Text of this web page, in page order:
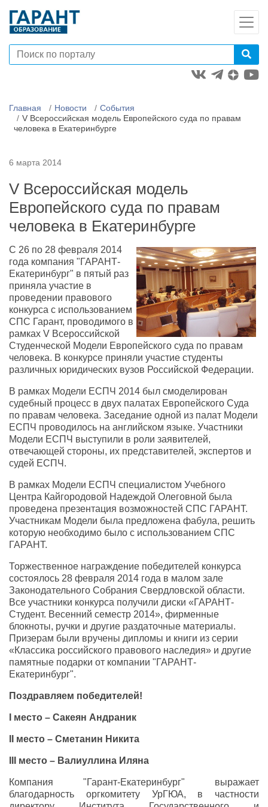
Главная Новости
События
V Всероссийская модель Европейского суда по правам
человека в Екатеринбурге
6 марта 2014
V Всероссийская модель
Европейского суда по правам
человека в Екатеринбурге
С 26 по 28 февраля 2014
года компания "ГАРАНТ-
Екатеринбург" в пятый раз
приняла участие в
проведении правового
конкурса с использованием
СПС Гарант, проводимого в
рамках V Всероссийской
Студенческой Модели Европейского суда по правам
человека. В конкурсе приняли участие студенты
различных юридических вузов Российской Федерации.
В рамках Модели ЕСПЧ 2014 был смоделирован
судебный процесс в двух палатах Европейского Суда
по правам человека. Заседание одной из палат Модели
ЕСПЧ проводилось на английском языке. Участники
Модели ЕСПЧ выступили в роли заявителей,
отвечающей стороны, их представителей, экспертов и
судей ЕСПЧ.
В рамках Модели ЕСПЧ специалистом Учебного
Центра Кайгородовой Надеждой Олеговной была
проведена презентация возможностей СПС ГАРАНТ.
Участникам Модели была предложена фабула, решить
которую необходимо было с использованием СПС
ГАРАНТ.
Торжественное награждение победителей конкурса
состоялось 28 февраля 2014 года в малом зале
Законодательного Собрания Свердловской области.
Все участники конкурса получили диски «ГАРАНТ-
Студент. Весенний семестр 2014», фирменные
блокноты, ручки и другие раздаточные материалы.
Призерам были вручены дипломы и книги из серии
«Классика российского правового наследия» и другие
памятные подарки от компании "ГАРАНТ-
Екатеринбург".
Поздравляем победителей!
I место – Сакеян Андраник
II место – Сметанин Никита
III место – Валиуллина Иляна
Компания "Гарант-Екатеринбург" выражает
благодарность оргкомитету УрГЮА, в частности